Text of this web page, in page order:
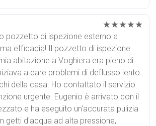
★★★★★
pozzetto di ispezione esterno a
efficacia! Il pozzetto di ispezione
abitazione a Voghiera era pieno di
a dare problemi di deflusso lento
della casa. Ho contattato il servizio
urgente. Eugenio è arrivato con il
e ha eseguito un'accurata pulizia
getti d'acqua ad alta pressione,